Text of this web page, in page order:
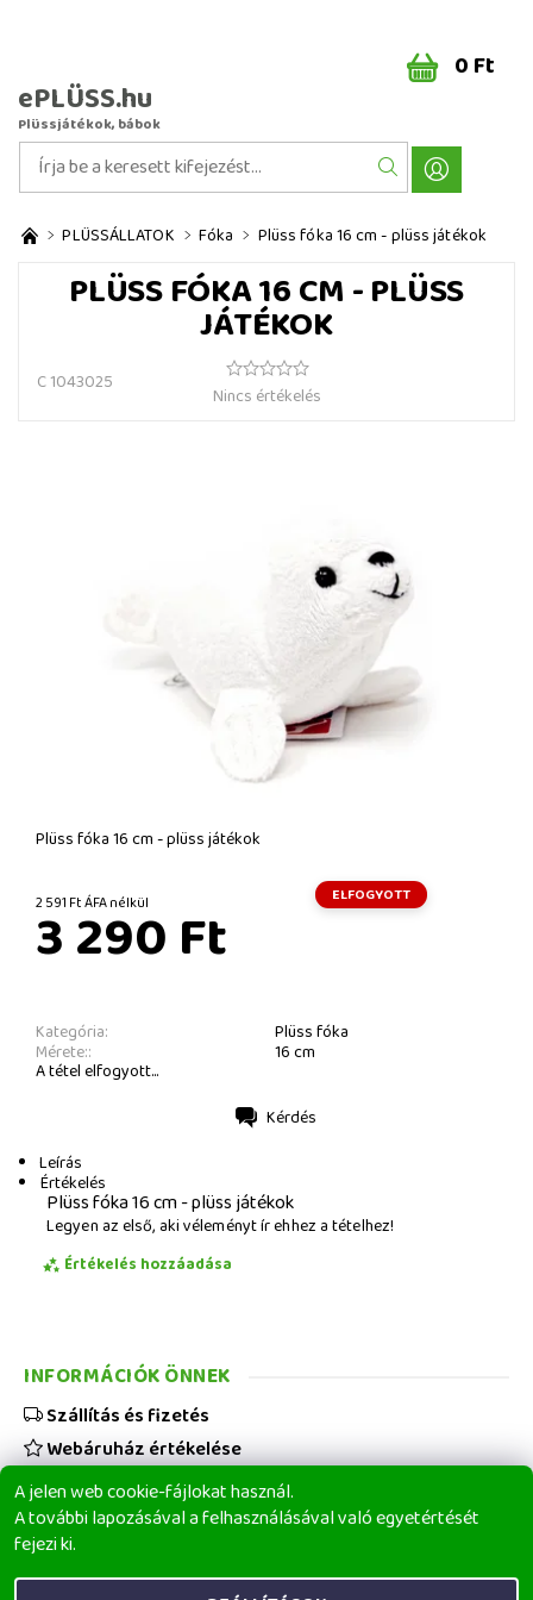
ePLÜSS.hu
Plüssjátékok, bábok
0 Ft
PLÜSSÁLLATOK Fóka Plüss fóka 16 cm - plüss játékok
PLÜSS FÓKA 16 CM - PLÜSS
JÁTÉKOK
C 1043025
Nincs értékelés
Plüss fóka 16 cm - plüss játékok
2 591 Ft ÁFA nélkül ELFOGYOTT
3 290 Ft
Kategória: Plüss fóka
Mérete:: 16 cm
A tétel elfogyott...
Kérdés
Leírás
Értékelés
Plüss fóka 16 cm - plüss játékok
Legyen az első, aki véleményt ír ehhez a tételhez!
Értékelés hozzáadása
A jelen web cookie-fájlokat használ.
A további lapozásával a felhasználásával való egyetértését
fejezi ki.
INFORMÁCIÓK ÖNNEK
Szállítás és fizetés
Webáruház értékelése
Viszonteladóknak
Üzleti feltételek
Elérhetőségeink